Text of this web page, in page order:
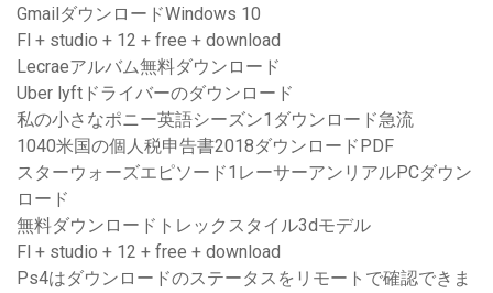
GmailダウンロードWindows 10
Fl + studio + 12 + free + download
Lecraeアルバム無料ダウンロード
Uber lyftドライバーのダウンロード
私の小さなポニー英語シーズン1ダウンロード急流
1040米国の個人税申告書2018ダウンロードPDF
スターウォーズエピソード1レーサーアンリアルPCダウン
ロード
無料ダウンロードトレックスタイル3dモデル
Fl + studio + 12 + free + download
Ps4はダウンロードのステータスをリモートで確認できま